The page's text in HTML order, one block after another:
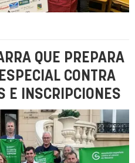
QUE PREPARA
CONTRA
E INSCRIPCIONES